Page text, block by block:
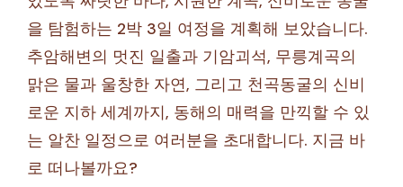
을 탐험하는 2박 3일 여정을 계획해 보았습니다.
추암해변의 멋진 일출과 기암괴석, 무릉계곡의
맑은 물과 울창한 자연, 그리고 천곡동굴의 신비
로운 지하 세계까지, 동해의 매력을 만끽할 수 있
는 알찬 일정으로 여러분을 초대합니다. 지금 바
로 떠나볼까요?